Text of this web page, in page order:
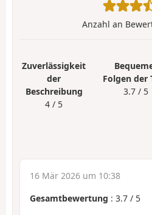
Anzahl an
Zuverlässigkeit
der
Beschreibung
4 / 5
Folgen der
3.7 / 5
16 Mär 2026 um 10:38
Gesamtbewertung : 3.7 / 5